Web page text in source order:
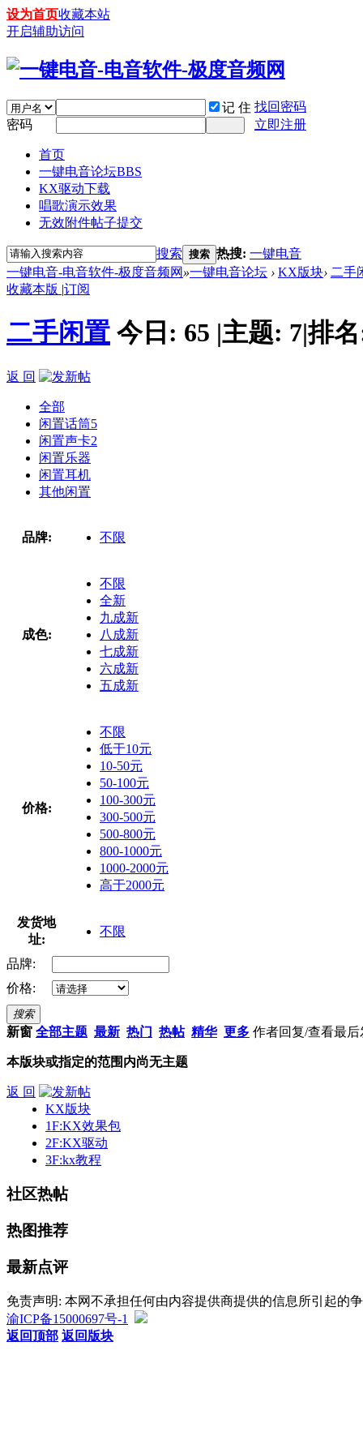
设为首页收藏本站
开启辅助访问
记 住 找回密码
密码
立即注册
首页
一键电音论坛BBS
KX驱动下载
唱歌演示效果
无效附件帖子提交
搜索 搜索 热搜: 一键电音
一键电音-电音软件-极度音频网 »一键电音论坛 › KX版块› 二手
收藏本版 |订阅
二手闲置 今日: 65 |主题: 7|排
返 回
全部
闲置话筒5
闲置声卡2
闲置乐器
闲置耳机
其他闲置
品牌: 不限
成色:
不限
全新
九成新
八成新
七成新
六成新
五成新
价格:
不限
低于10元
10-50元
50-100元
100-300元
300-500元
500-800元
800-1000元
1000-2000元
高于2000元
发货地
址:
不限
品牌:
价格:
搜索
新窗 全部主题 最新 热门 热帖 精华 更多 作者回复/查看最后
本版块或指定的范围内尚无主题
返 回
KX版块
1F:KX效果包
2F:KX驱动
3F:kx教程
社区热帖
热图推荐
最新点评
免责声明: 本网不承担任何由内容提供商提供的信息所引起的
渝ICP备15000697号-1
返回顶部 返回版块